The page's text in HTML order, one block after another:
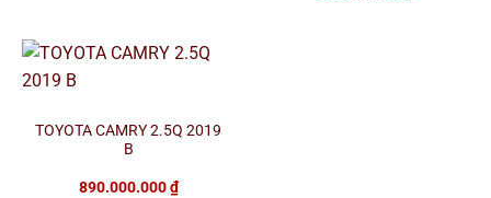
TOYOTA CAMRY 2.5Q 2019
B
890.000.000₫